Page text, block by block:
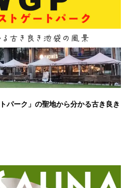
パーク」の聖地から分かる古き良き